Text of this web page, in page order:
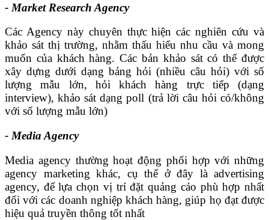
- Market Research Agency
Các Agency này chuyên thực hiện các nghiên cứu và
khảo sát thị trường, nhằm thấu hiểu nhu cầu và mong
muốn của khách hàng. Các bản khảo sát có thể được
xây dựng dưới dạng bảng hỏi (nhiều câu hỏi) với số
lượng mẫu lớn, hỏi khách hàng trực tiếp (dạng
interview), khảo sát dạng poll (trả lời câu hỏi có/không
với số lượng mẫu lớn)
- Media Agency
Media agency thường hoạt động phối hợp với những
agency marketing khác, cụ thể ở đây là advertising
agency, để lựa chọn vị trí đặt quảng cáo phù hợp nhất
đối với các doanh nghiệp khách hàng, giúp họ đạt được
hiệu quả truyền thông tốt nhất